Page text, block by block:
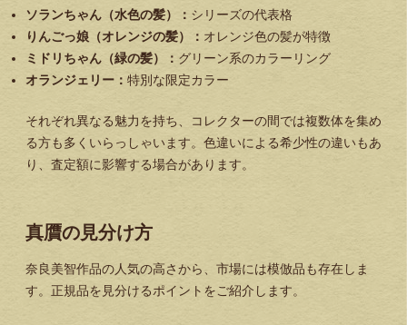
ソランちゃん（水色の髪）： シリーズの代表格
りんごっ娘（オレンジの髪）： オレンジ色の髪が特徴
ミドリちゃん（緑の髪）： グリーン系のカラーリング
オランジェリー： 特別な限定カラー
それぞれ異なる魅力を持ち、コレクターの間では複数体を集め
る方も多くいらっしゃいます。色違いによる希少性の違いもあ
り、査定額に影響する場合があります。
真贋の見分け方
奈良美智作品の人気の高さから、市場には模倣品も存在しま
す。正規品を見分けるポイントをご紹介します。